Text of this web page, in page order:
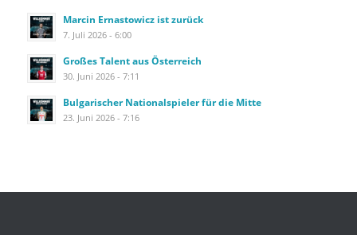
Marcin Ernastowicz ist zurück
7. Juli 2026 - 6:00
Großes Talent aus Österreich
30. Juni 2026 - 7:11
Bulgarischer Nationalspieler für die Mitte
23. Juni 2026 - 7:16